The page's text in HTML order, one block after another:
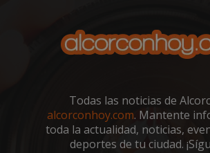
Todas las noticias de
alcorconhoy.com. Mantente
toda la actualidad, noticias,
deportes de tu ciudad.
sp_landing